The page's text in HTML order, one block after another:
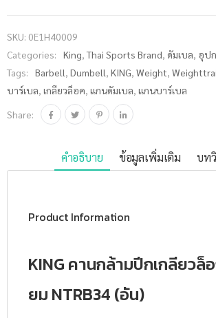
NTRB34
(อัน) ชิ้น
SKU: 0E1H40009
Categories:
King,Thai Sports Brand, ดัมเบล, อุป
Tags:
Barbell, Dumbell, KING, Weight,
บาร์เบล, เกลียวล็อค, แกนดัมเบล, แกนบาร์เบล
Share:
คำอธิบาย ข้อมูลเพิ่มเติม บท
Product Information
KING คานกล้ามปีกเกลียวล็
ยม NTRB34 (อัน)